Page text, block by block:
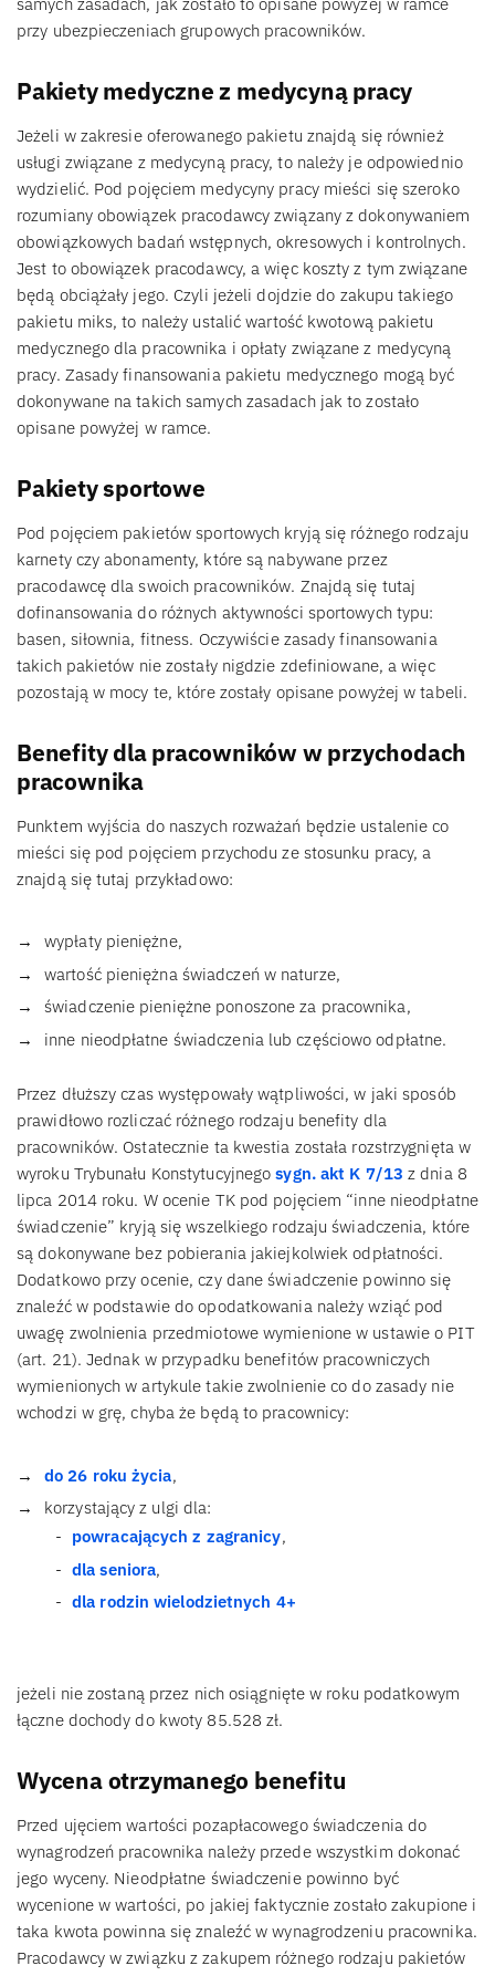
przy ubezpieczeniach grupowych pracowników.
Pakiety medyczne z medycyną pracy
Jeżeli w zakresie oferowanego pakietu znajdą się również
usługi związane z medycyną pracy, to należy je odpowiednio
wydzielić. Pod pojęciem medycyny pracy mieści się szeroko
rozumiany obowiązek pracodawcy związany z dokonywaniem
obowiązkowych badań wstępnych, okresowych i kontrolnych.
Jest to obowiązek pracodawcy, a więc koszty z tym związane
będą obciążały jego. Czyli jeżeli dojdzie do zakupu takiego
pakietu miks, to należy ustalić wartość kwotową pakietu
medycznego dla pracownika i opłaty związane z medycyną
pracy. Zasady finansowania pakietu medycznego mogą być
dokonywane na takich samych zasadach jak to zostało
opisane powyżej w ramce.
Pakiety sportowe
Pod pojęciem pakietów sportowych kryją się różnego rodzaju
karnety czy abonamenty, które są nabywane przez
pracodawcę dla swoich pracowników. Znajdą się tutaj
dofinansowania do różnych aktywności sportowych typu:
basen, siłownia, fitness. Oczywiście zasady finansowania
takich pakietów nie zostały nigdzie zdefiniowane, a więc
pozostają w mocy te, które zostały opisane powyżej w tabeli.
Benefity dla pracowników w przychodach
pracownika
Punktem wyjścia do naszych rozważań będzie ustalenie co
mieści się pod pojęciem przychodu ze stosunku pracy, a
znajdą się tutaj przykładowo:
wypłaty pieniężne,
wartość pieniężna świadczeń w naturze,
świadczenie pieniężne ponoszone za pracownika,
inne nieodpłatne świadczenia lub częściowo odpłatne.
Przez dłuższy czas występowały wątpliwości, w jaki sposób
prawidłowo rozliczać różnego rodzaju benefity dla
pracowników. Ostatecznie ta kwestia została rozstrzygnięta w
wyroku Trybunału Konstytucyjnegosygn. akt K 7/13 z dnia 8
lipca 2014 roku. W ocenie TK pod pojęciem “inne nieodpłatne
świadczenie” kryją się wszelkiego rodzaju świadczenia, które
są dokonywane bez pobierania jakiejkolwiek odpłatności.
Dodatkowo przy ocenie, czy dane świadczenie powinno się
znaleźć w podstawie do opodatkowania należy wziąć pod
uwagę zwolnienia przedmiotowe wymienione w ustawie o PIT
(art. 21). Jednak w przypadku benefitów pracowniczych
wymienionych w artykule takie zwolnienie co do zasady nie
wchodzi w grę, chyba że będą to pracownicy:
do 26 roku życia,
korzystający z ulgi dla:
powracających z zagranicy,
dla seniora,
dla rodzin wielodzietnych 4+
jeżeli nie zostaną przez nich osiągnięte w roku podatkowym
łączne dochody do kwoty 85.528 zł.
Wycena otrzymanego benefitu
Przed ujęciem wartości pozapłacowego świadczenia do
wynagrodzeń pracownika należy przede wszystkim dokonać
jego wyceny. Nieodpłatne świadczenie powinno być
wycenione w wartości, po jakiej faktycznie zostało zakupione i
taka kwota powinna się znaleźć w wynagrodzeniu pracownika.
Pracodawcy w związku z zakupem różnego rodzaju pakietów